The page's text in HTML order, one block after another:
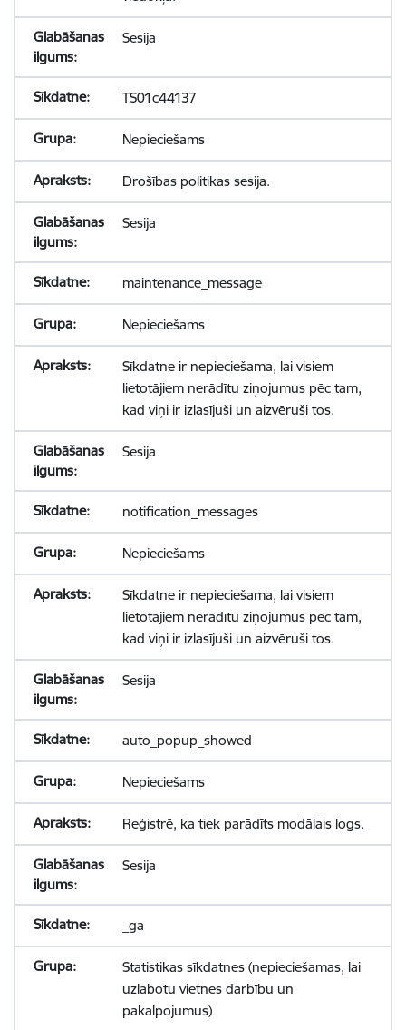
Sesija
TS01c44137
Nepieciešams
Drošības politikas sesija.
Sesija
maintenance_message
Nepieciešams
Sīkdatne ir nepieciešama, lai visiem
lietotājiem nerādītu ziņojumus pēc tam,
kad viņi ir izlasījuši un aizvēruši tos.
Sesija
notification_messages
Nepieciešams
Sīkdatne ir nepieciešama, lai visiem
lietotājiem nerādītu ziņojumus pēc tam,
kad viņi ir izlasījuši un aizvēruši tos.
Sesija
auto_popup_showed
Nepieciešams
Reģistrē, ka tiek parādīts modālais logs.
Sesija
_ga
Statistikas sīkdatnes (nepieciešamas, lai
uzlabotu vietnes darbību un
pakalpojumus)